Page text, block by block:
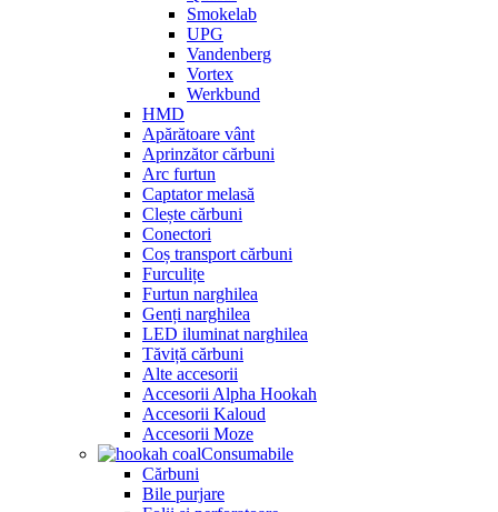
Smokelab
UPG
Vandenberg
Vortex
Werkbund
HMD
Apărătoare vânt
Aprinzător cărbuni
Arc furtun
Captator melasă
Clește cărbuni
Conectori
Coș transport cărbuni
Furculițe
Furtun narghilea
Genți narghilea
LED iluminat narghilea
Tăviță cărbuni
Alte accesorii
Accesorii Alpha Hookah
Accesorii Kaloud
Accesorii Moze
Consumabile
Cărbuni
Bile purjare